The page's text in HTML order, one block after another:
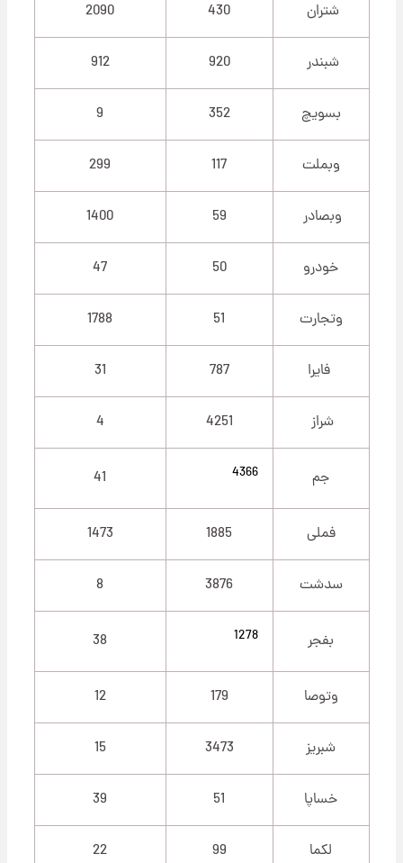
شتران 430
2090
شبندر 920
912
بسویچ 352
9
وبملت 117
299
وبصادر 59
1400
خودرو 50
47
وتجارت 51
1788
فایرا 787
31
شراز 4251
4
جم 4366
41
فملی 1885
1473
سدشت 3876
8
بفجر 1278
38
وتوصا 179
12
شبریز 3473
15
خساپا 51
39
لکما 99
22